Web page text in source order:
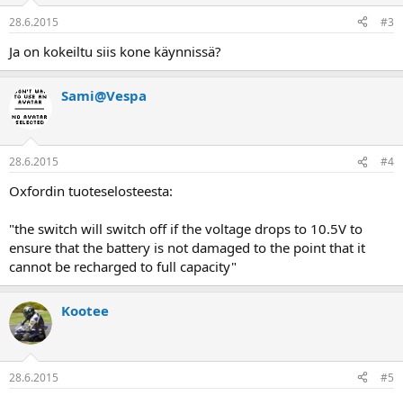
28.6.2015 #3
Ja on kokeiltu siis kone käynnissä?
Sami@Vespa
28.6.2015 #4
Oxfordin tuoteselosteesta:
"the switch will switch off if the voltage drops to 10.5V to
ensure that the battery is not damaged to the point that it
cannot be recharged to full capacity"
Kootee
28.6.2015 #5